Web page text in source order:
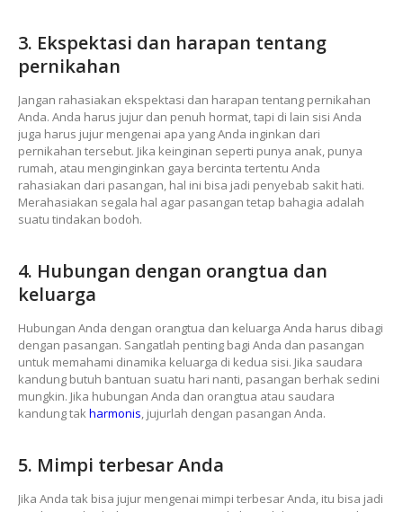
3. Ekspektasi dan harapan tentang
pernikahan
Jangan rahasiakan ekspektasi dan harapan tentang pernikahan
Anda. Anda harus jujur dan penuh hormat, tapi di lain sisi Anda
juga harus jujur mengenai apa yang Anda inginkan dari
pernikahan tersebut. Jika keinginan seperti punya anak, punya
rumah, atau menginginkan gaya bercinta tertentu Anda
rahasiakan dari pasangan, hal ini bisa jadi penyebab sakit hati.
Merahasiakan segala hal agar pasangan tetap bahagia adalah
suatu tindakan bodoh.
4. Hubungan dengan orangtua dan
keluarga
Hubungan Anda dengan orangtua dan keluarga Anda harus dibagi
dengan pasangan. Sangatlah penting bagi Anda dan pasangan
untuk memahami dinamika keluarga di kedua sisi. Jika saudara
kandung butuh bantuan suatu hari nanti, pasangan berhak sedini
mungkin. Jika hubungan Anda dan orangtua atau saudara
kandung takharmonis, jujurlah dengan pasangan Anda.
5. Mimpi terbesar Anda
Jika Anda tak bisa jujur mengenai mimpi terbesar Anda, itu bisa jadi